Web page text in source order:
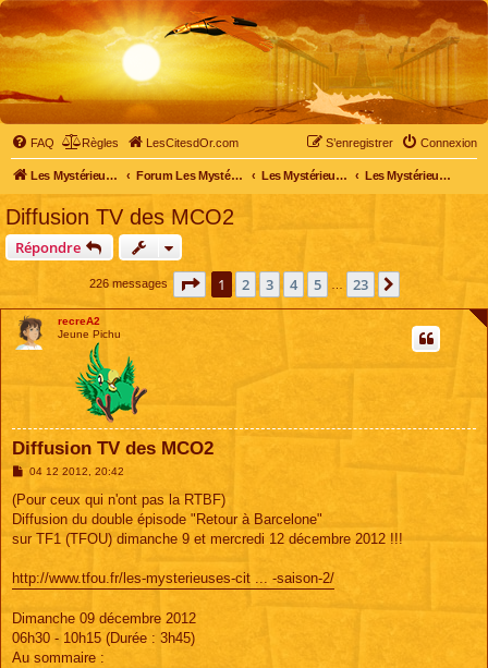
FAQ Règles LesCitesdOr.com Connexion
S’enregistrer
Les Mystérieuses Cités d'Or - LesCitesdOr.com Forum Les Mystérieuses Cités d'Or Les Mystérieuses Cités d'Or Les Mystérieuses Cités d'Or : saison 2 (2013)
Diffusion TV des MCO2
Répondre
226 messages Page 1sur23
1 2 3 4 5 23
recreA2
Jeune Pichu
Diffusion TV des MCO2
M
s
a
g
04 12 2012, 20:42
(Pour ceux qui n'ont pas la RTBF)
Diffusion du double épisode "Retour à Barcelone"
sur TF1 (TFOU) dimanche 9 et mercredi 12 décembre 2012 !!!
http://www.tfou.fr/les-mysterieuses-cit ... -saison-2/
Dimanche 09 décembre 2012
06h30 - 10h15 (Durée : 3h45)
Au sommaire :